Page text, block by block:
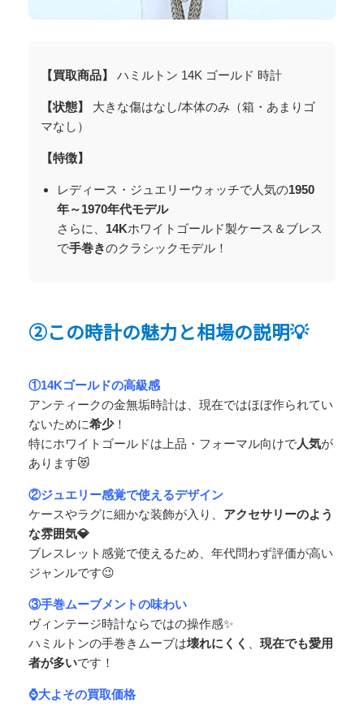
【買取商品】 ハミルトン 14K ゴールド 時計
【状態】
大きな傷はなし/本体のみ（箱・あまりゴ
マなし）
【特徴】
レディース・ジュエリーウォッチで人気の1950
年～1970年代モデル
さらに、 14Kホワイトゴールド製ケース＆ブレス
で手巻きのクラシックモデル！
②この時計の魅力と相場の説明💡
①14Kゴールドの高級感
アンティークの金無垢時計は、現在ではほぼ作られてい
ないために希少！
特にホワイトゴールドは上品・フォーマル向けで人気が
あります😻
②ジュエリー感覚で使えるデザイン
ケースやラグに細かな装飾が入り、 アクセサリーのよう
な雰囲気💎
ブレスレット感覚で使えるため、年代問わず評価が高い
ジャンルです😉
③手巻ムーブメントの味わい
ヴィンテージ時計ならではの操作感✨
ハミルトンの手巻きムーブは壊れにくく
現在でも愛用
者が多いです！
⌚大よその買取価格